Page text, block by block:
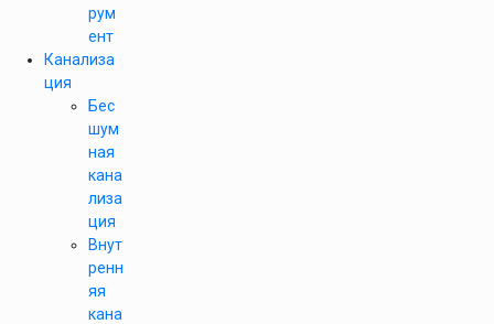
рум
ент
Канализа
ция
Бес
шум
ная
кана
лиза
ция
Внут
ренн
яя
кана